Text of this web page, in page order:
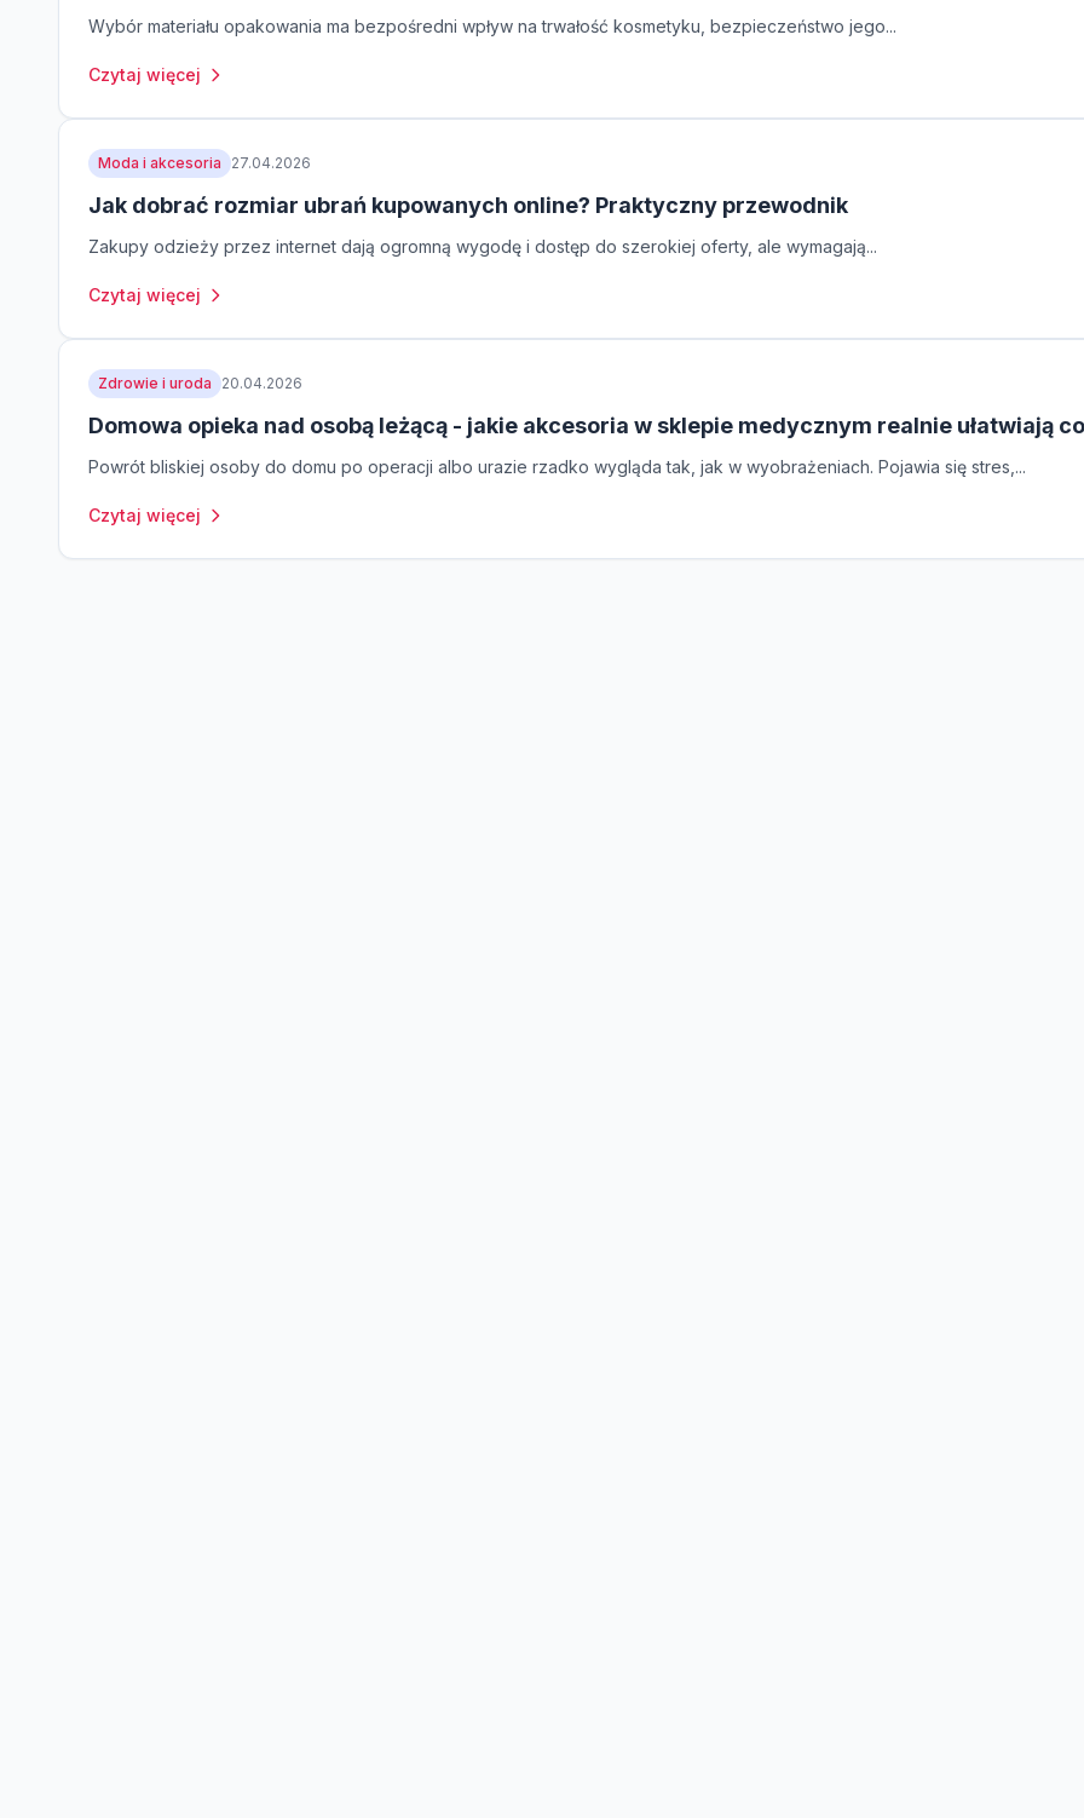
Wybór materiału opakowania ma bezpośredni wpływ na trwałość kosmetyku, bezpieczeństwo jego...
Czytaj więcej
Moda i akcesoria 27.04.2026
Jak dobrać rozmiar ubrań kupowanych online? Praktyczny przewodnik
Zakupy odzieży przez internet dają ogromną wygodę i dostęp do szerokiej oferty, ale wymagają...
Czytaj więcej
Zdrowie i uroda 20.04.2026
Domowa opieka nad osobą leżącą - jakie akcesoria w sklepie medycznym realnie ułatwiają
Powrót bliskiej osoby do domu po operacji albo urazie rzadko wygląda tak, jak w wyobrażeniach. Pojawia się stres,...
Czytaj więcej